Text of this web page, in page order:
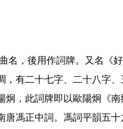
，有二十七字、二十八字
炯，此詞牌即以歐陽炯《
唐馮正中詞。馮詞平韻五